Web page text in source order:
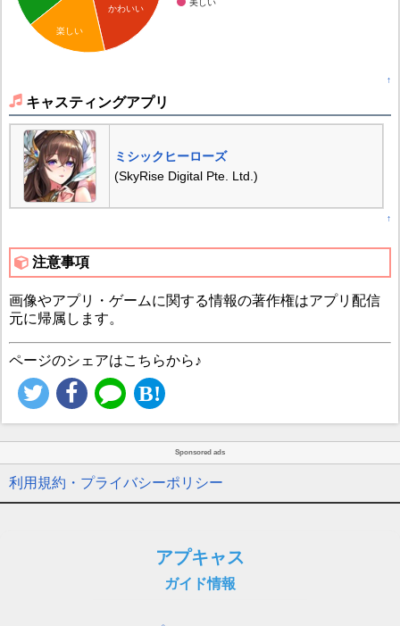
かわいい
楽しい
↑
キャスティングアプリ
ミシックヒーローズ
(SkyRise Digital Pte. Ltd.)
↑
注意事項
画像やアプリ・ゲームに関する情報の著作権はアプリ配信
元に帰属します。
ページのシェアはこちらから♪
Sponsored ads
利用規約・プライバシーポリシー
アプキャス
ガイド情報